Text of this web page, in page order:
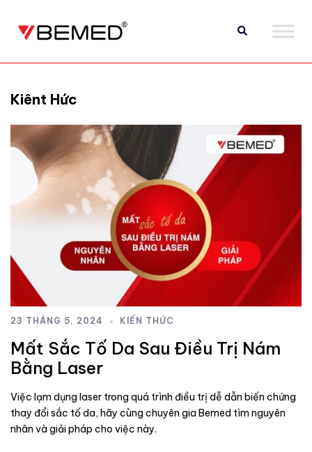
Kiênt Hức
23 THÁNG 5, 2024 KIẾN THỨC
Mất Sắc Tố Da Sau Điều Trị Nám
Bằng Laser
Việc lạm dụng laser trong quá trình điều trị dễ dẫn biến chứng
thay đổi sắc tố da, hãy cùng chuyên gia Bemed tìm nguyên
nhân và giải pháp cho việc này.